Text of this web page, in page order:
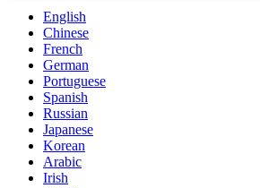
English
Chinese
French
German
Portuguese
Spanish
Russian
Japanese
Korean
Arabic
Irish